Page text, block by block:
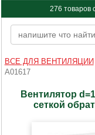
276 товаров
ВСЕ ДЛЯ ВЕНТИЛЯЦИИ
A01617
Вентилятор
сеткой